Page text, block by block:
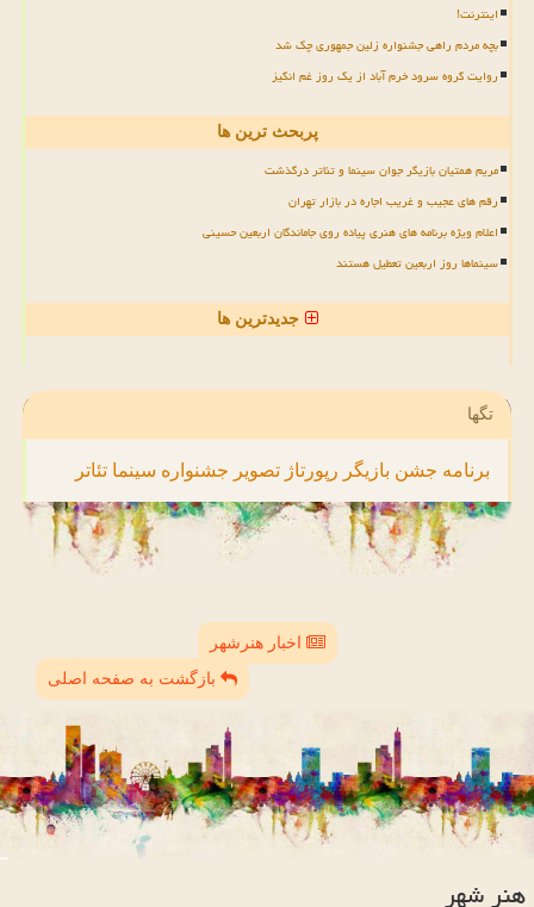
اینترنت!
بچه مردم راهی جشنواره زلین جمهوری چک شد
روایت گروه سرود خرم آباد از یک روز غم انگیز
پربحث ترین ها
مریم همتیان بازیگر جوان سینما و تئاتر درگذشت
رقم های عجیب و غریب اجاره در بازار تهران
اعلام ویژه برنامه های هنری پیاده روی جاماندگان اربعین حسینی
سینماها روز اربعین تعطیل هستند
جدیدترین ها
تگها
برنامه جشن بازیگر رپورتاژ تصویر جشنواره سینما تئاتر
اخبار هنرشهر
بازگشت به صفحه اصلی
هنر شهر